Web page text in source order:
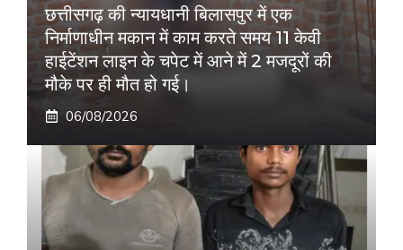
छत्तीसगढ़ की न्यायधानी बिलासपुर में एक
निर्माणाधीन मकान में काम करते समय 11 केवी
हाईटेंशन लाइन के चपेट में आने में 2 मजदूरों की
मौके पर ही मौत हो गई।
06/08/2026